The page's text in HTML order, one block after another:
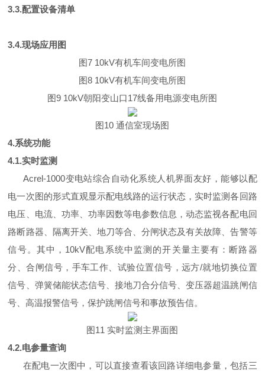
3.3.配置设备清单
3.4.现场应用图
图7 10kV有机车间变电所图
图8 10kV有机车间变电所图
图9 10kV朝阳变山口17线备用电源变电所图
图10 通信室现场图
4.系统功能
4.1.实时监测
Acrel-1000变电站综合自动化系统人机界面友好，能够以配
电一次图的形式直观显示配电线路的运行状态，实时监测各回路
电压、电流、功率、功率因数等电参数信息，动态监视各配电回
路断路器、隔离开关、地刀等合、分闸状态及有关故障、告警等
信号。其中，10kV配电系统中监测的开关量主要有：断路器
分、合闸信号，手车工作、试验位置信号，远方/就地切换位置
信号、弹簧储能状态信号、接地刀合分信号、变压器超温跳闸信
号、高温报警信号，保护跳闸信号和事故预告信。
图11 实时监测主界面图
4.2.电参量查询
在配电一次图中，可以直接查看该回路详细电参量，包括三